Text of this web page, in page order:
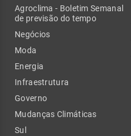
Agroclima - Boletim Semanal
de previsão do tempo
Negócios
Moda
Energia
Infraestrutura
Governo
Mudanças Climáticas
Sul